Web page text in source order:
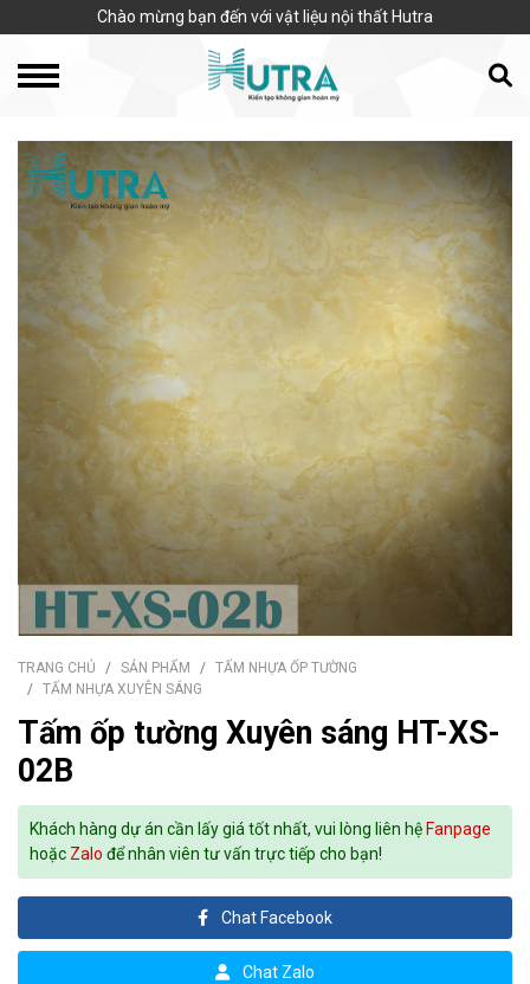
Chào mừng bạn đến với vật liệu nội thất Hutra
TRANG CHỦ SẢN PHẨM
TẤM NHỰA ỐP TƯỜNG
TẤM NHỰA XUYÊN SÁNG
Tấm ốp tường Xuyên sáng HT-XS-
02B
Khách hàng dự án cần lấy giá tốt nhất, vui lòng liên hệ Fanpage
hoặc Zalo để nhân viên tư vấn trực tiếp cho bạn!
Chat Facebook
Chat Zalo